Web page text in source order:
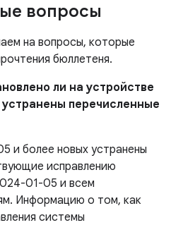
вопросы
на вопросы, которые
бюллетеня.
ли на устройстве
перечисленные
и более новых устранены
исправлению
01-05 и всем
Информацию о том, как
системы